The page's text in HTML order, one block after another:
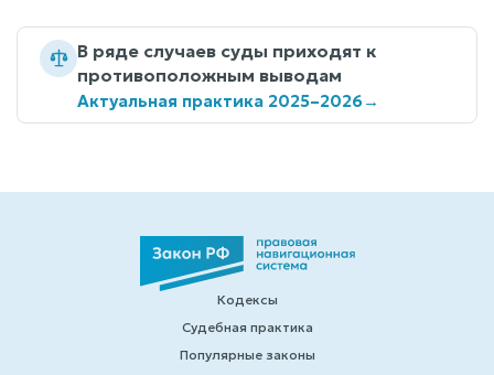
В ряде случаев суды приходят к
противоположным выводам
Актуальная практика 2025–2026→
Кодексы
Судебная практика
Популярные законы